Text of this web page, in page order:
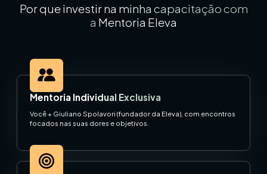
Por que investir na minha capacitação com
a Mentoria Eleva
Mentoria Individual Exclusiva
Você + Giuliano Spolavori (fundador da Eleva), com encontros
focados nas suas dores e objetivos.